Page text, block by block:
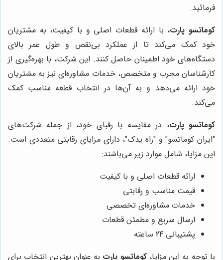
فرمائید.
کوماتسو پارت، با ارائه قطعات اصلی و با کیفیت، به مشتریان
خود کمک می‌کند تا از عملکرد بی‌نقص و طول عمر بالای
دستگاه‌های خود اطمینان حاصل کنند. این شرکت، با بهره‌گیری از
کارشناسان مجرب و متخصص، خدمات مشاوره‌ای نیز به مشتریان
خود ارائه می‌دهد و به آن‌ها در انتخاب قطعه مناسب کمک
می‌کند.
کوماتسو پارت، در مقایسه با رقبای خود، از جمله شرکت‌های
"ایران کوماتسو" و "راه یدک"، دارای مزایای رقابتی متعددی است.
این مزایا، شامل موارد زیر می‌باشند:
ارائه قطعات اصلی و با کیفیت
قیمت مناسب و رقابتی
خدمات مشاوره‌ای تخصصی
ارسال سریع و مطمئن قطعات
پشتیبانی 24 ساعته
با توجه به این مزایا،کوماتسو پارت به عنوان بهترین انتخاب برای